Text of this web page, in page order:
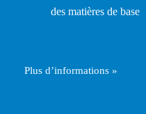
des matières de base
Plus d’informations »